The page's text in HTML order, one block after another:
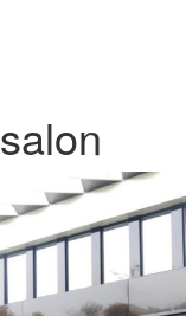
salon